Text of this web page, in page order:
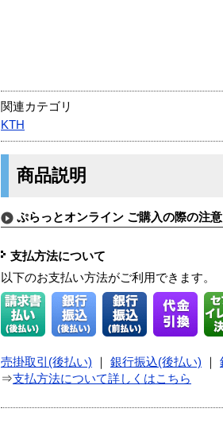
関連カテゴリ
KTH
商品説明
ぷらっとオンライン ご購入の際の注
支払方法について
以下のお支払い方法がご利用できます。
売掛取引(後払い) 銀行振込(後払い)
⇒支払方法について詳しくはこちら